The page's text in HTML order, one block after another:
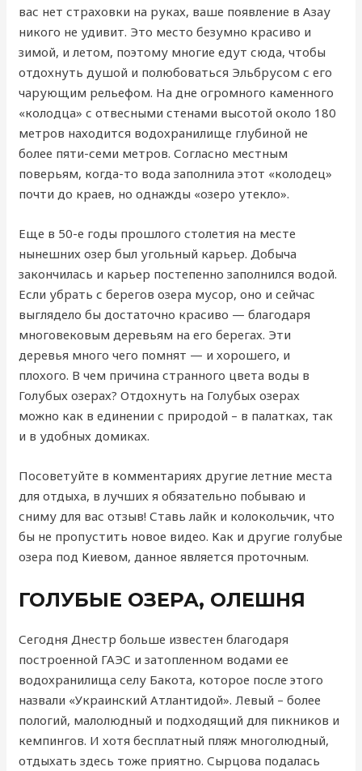
вас нет страховки на руках, ваше появление в Азау
никого не удивит. Это место безумно красиво и
зимой, и летом, поэтому многие едут сюда, чтобы
отдохнуть душой и полюбоваться Эльбрусом с его
чарующим рельефом. На дне огромного каменного
«колодца» с отвесными стенами высотой около 180
метров находится водохранилище глубиной не
более пяти-семи метров. Согласно местным
поверьям, когда-то вода заполнила этот «колодец»
почти до краев, но однажды «озеро утекло».
Еще в 50-е годы прошлого столетия на месте
нынешних озер был угольный карьер. Добыча
закончилась и карьер постепенно заполнился водой.
Если убрать с берегов озера мусор, оно и сейчас
выглядело бы достаточно красиво — благодаря
многовековым деревьям на его берегах. Эти
деревья много чего помнят — и хорошего, и
плохого. В чем причина странного цвета воды в
Голубых озерах? Отдохнуть на Голубых озерах
можно как в единении с природой – в палатках, так
и в удобных домиках.
Посоветуйте в комментариях другие летние места
для отдыха, в лучших я обязательно побываю и
сниму для вас отзыв! Ставь лайк и колокольчик, что
бы не пропустить новое видео. Как и другие голубые
озера под Киевом, данное является проточным.
ГОЛУБЫЕ ОЗЕРА, ОЛЕШНЯ
Сегодня Днестр больше известен благодаря
построенной ГАЭС и затопленном водами ее
водохранилища селу Бакота, которое после этого
назвали «Украинский Атлантидой». Левый – более
пологий, малолюдный и подходящий для пикников и
кемпингов. И хотя бесплатный пляж многолюдный,
отдыхать здесь тоже приятно. Сырцова подалась